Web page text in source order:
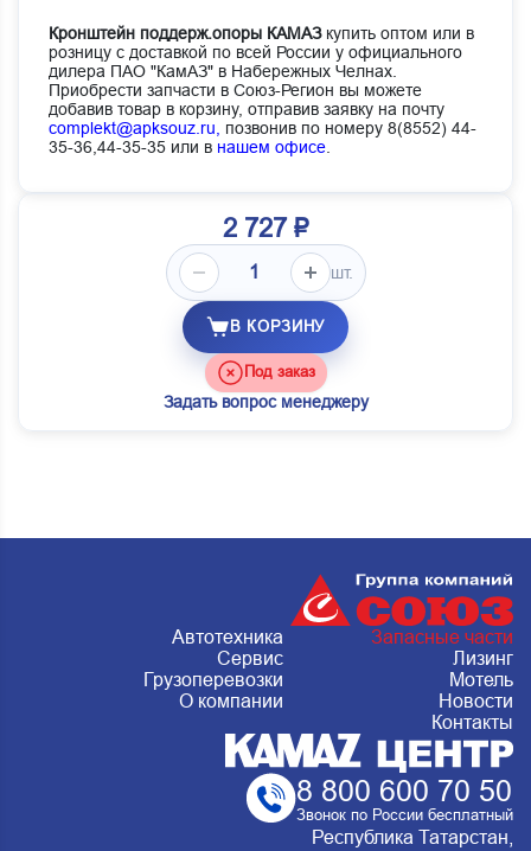
Кронштейн поддерж.опоры КАМАЗкупить оптом или в
розницу с доставкой по всей России у официального
дилера ПАО "КамАЗ" в Набережных Челнах.
Приобрести запчасти в Союз-Регион вы можете
добавив товар в корзину, отправив заявку на почту
complekt@apksouz.ru,
позвонив по номеру 8(8552) 44-
35-36,44-35-35 или в нашем офисе
2 727 ₽
шт.
В КОРЗИНУ
Под заказ
Задать вопрос менеджеру
Автотехника
Запасные части
Сервис
Лизинг
Грузоперевозки
Мотель
О компании
Новости
Контакты
8 800 600 70 50
Звонок по России бесплатный
Республика Татарстан,